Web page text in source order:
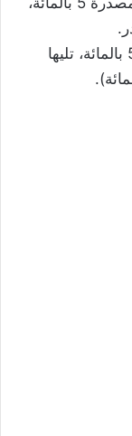
وتعد إيطاليا الوجهة الرئيسية بنسبة 50،69 بالمائة، تليها